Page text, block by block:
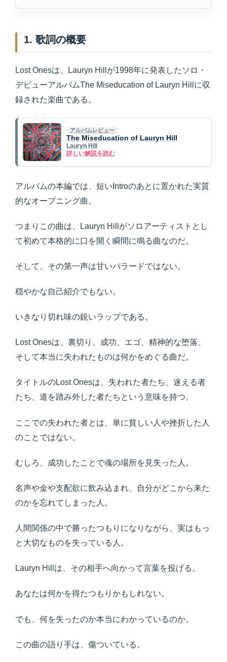
1. 歌詞の概要
Lost Onesは、Lauryn Hillが1998年に発表したソロ・
デビューアルバムThe Miseducation of Lauryn Hillに収
録された楽曲である。
アルバムレビュー
The Miseducation of Lauryn Hill
Lauryn Hill
詳しい解説を読む
アルバムの本編では、短いIntroのあとに置かれた実質
的なオープニング曲。
つまりこの曲は、Lauryn Hillがソロアーティストとし
て初めて本格的に口を開く瞬間に鳴る曲なのだ。
そして、その第一声は甘いバラードではない。
穏やかな自己紹介でもない。
いきなり切れ味の鋭いラップである。
Lost Onesは、裏切り、成功、エゴ、精神的な堕落、
そして本当に失われたものは何かをめぐる曲だ。
タイトルのLost Onesは、失われた者たち、迷える者
たち、道を踏み外した者たちという意味を持つ。
ここでの失われた者とは、単に貧しい人や挫折した人
のことではない。
むしろ、成功したことで魂の場所を見失った人。
名声や金や支配欲に飲み込まれ、自分がどこから来た
のかを忘れてしまった人。
人間関係の中で勝ったつもりになりながら、実はもっ
と大切なものを失っている人。
Lauryn Hillは、その相手へ向かって言葉を投げる。
あなたは何かを得たつもりかもしれない。
でも、何を失ったのか本当にわかっているのか。
この曲の語り手は、傷ついている。